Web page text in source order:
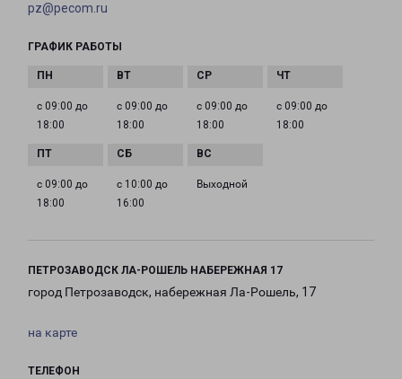
pz@pecom.ru
ГРАФИК РАБОТЫ
с 09:00 до
18:00
с 09:00 до
18:00
с 09:00 до
18:00
с 09:00 до
18:00
с 09:00 до
18:00
с 10:00 до
16:00
Выходной
ПЕТРОЗАВОДСК ЛА-РОШЕЛЬ НАБЕРЕЖНАЯ 17
город Петрозаводск, набережная Ла-Рошель, 17
на карте
ТЕЛЕФОН